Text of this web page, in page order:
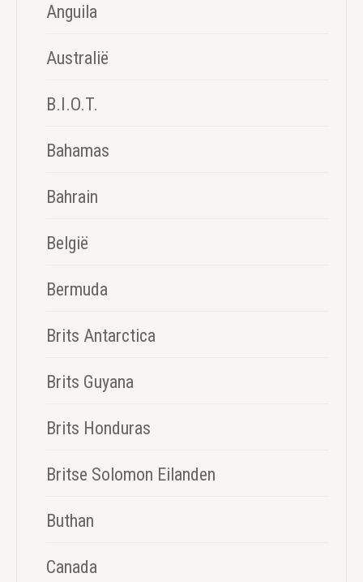
Anguila
Australië
B.I.O.T.
Bahamas
Bahrain
België
Bermuda
Brits Antarctica
Brits Guyana
Brits Honduras
Britse Solomon Eilanden
Buthan
Canada